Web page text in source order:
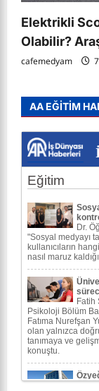
Elektrikli
Olabilir?
cafemedyam
AA EĞİTİM